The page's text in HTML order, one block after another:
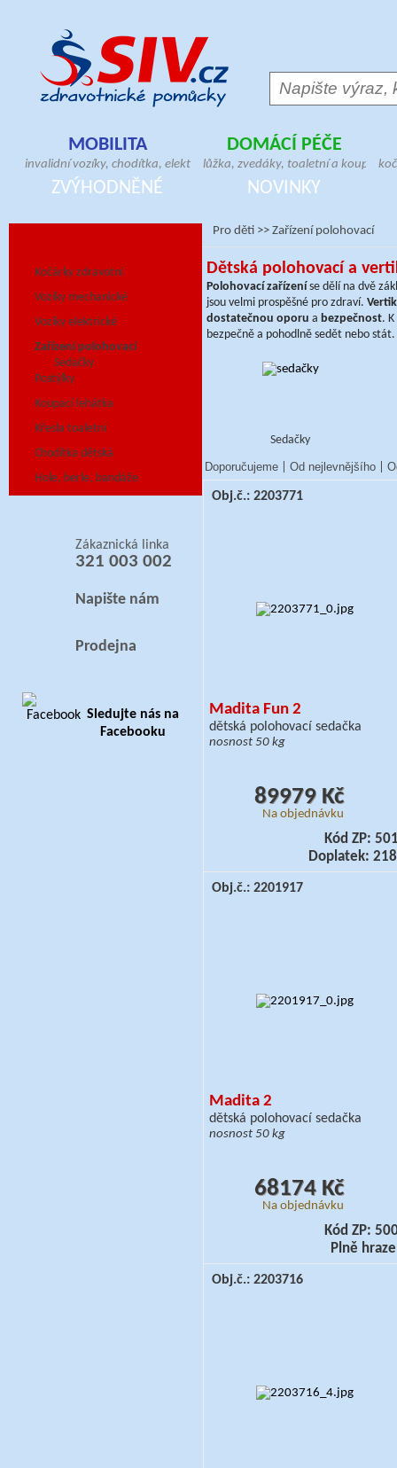
MOBILITA
invalidní vozíky, chodítka, elektrické skútry,
antidekubitní sedáky, hole, berle, bandáže,
ortézy, doplňky pro vozíčkáře
DOMÁCÍ PÉČE
lůžka, zvedáky, toaletní a
pomůcky, geriatrická křesla, madla,
antidekubitní matrace, pomůcky
ZVÝHODNĚNÉ NOVINKY
Kočárky zdravotní
Vozíky mechanické
Vozíky elektrické
Zařízení polohovací
Sedačky
Postýlky
Koupací lehátka
Křesla toaletní
Chodítka dětská
Hole, berle, bandáže
Zákaznická linka
321 003 002
Napište nám
Prodejna
Sledujte nás na
Facebooku
Pro děti >> Zařízení polohovací
Dětská polohovací a
Polohovací zařízení se dělí na dvě
jsou velmi prospěšné pro zdraví.
dostatečnou oporu a bezpečnost.
bezpečně a pohodlně sedět nebo stát.
Sedačky
Doporučujeme
Od nejlevnějšího
Obj.č.: 2203771
Madita Fun 2
dětská polohovací sedačka
nosnost 50 kg
89979 Kč
Na objednávku
Kód ZP:
Doplatek:
Obj.č.: 2201917
Madita 2
dětská polohovací sedačka
nosnost 50 kg
68174 Kč
Na objednávku
Kód ZP:
Plně
Obj.č.: 2203716